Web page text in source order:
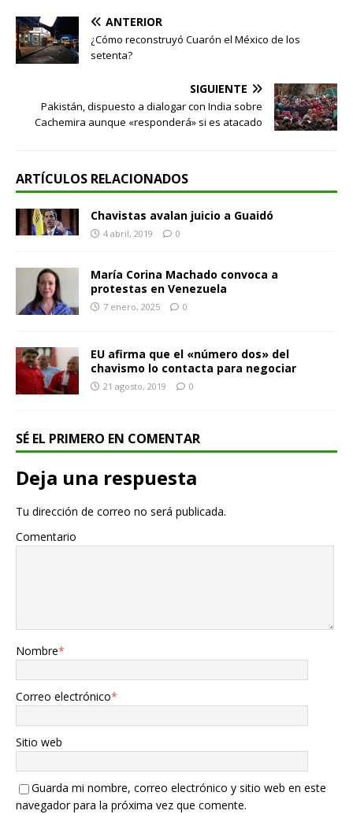
ANTERIOR
¿Cómo reconstruyó Cuarón el México de los
setenta?
SIGUIENTE
Pakistán, dispuesto a dialogar con India sobre
Cachemira aunque «responderá» si es atacado
ARTÍCULOS RELACIONADOS
Chavistas avalan juicio a Guaidó
4 abril, 2019 0
María Corina Machado convoca a
protestas en Venezuela
7 enero, 2025 0
EU afirma que el «número dos» del
chavismo lo contacta para negociar
21 agosto, 2019 0
SÉ EL PRIMERO EN COMENTAR
Deja una respuesta
Tu dirección de correo no será publicada.
Comentario
Nombre*
Correo electrónico*
Sitio web
Guarda mi nombre, correo electrónico y sitio web en este
navegador para la próxima vez que comente.